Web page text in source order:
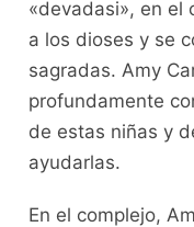
«devadasi», en el
a los dioses y se
sagradas. Amy
profundamente
de estas niñas y
ayudarlas.
En el complejo,